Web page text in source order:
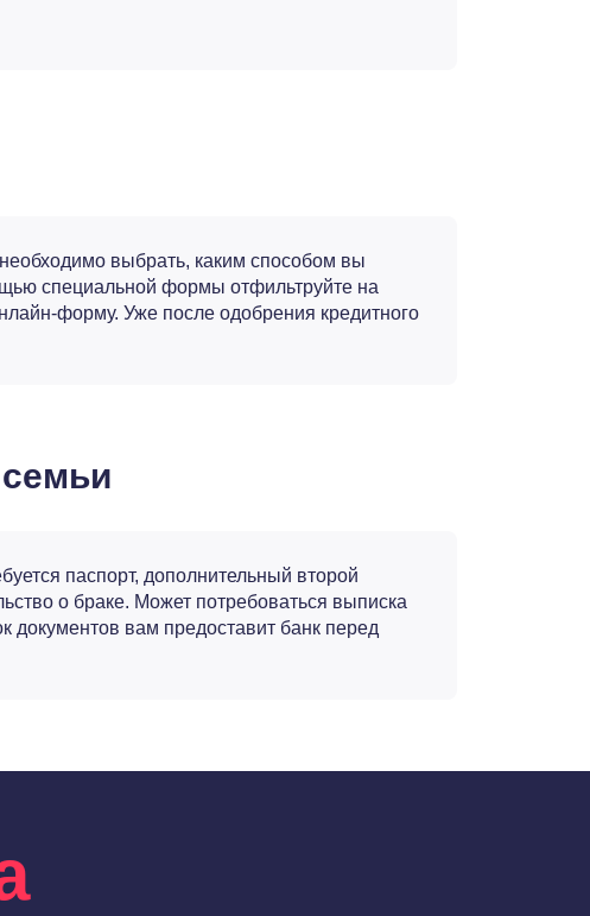
выбрать, каким способом вы
специальной формы отфильтруйте на
форму. Уже после одобрения кредитного
паспорт, дополнительный второй
о браке. Может потребоваться выписка
вам предоставит банк перед